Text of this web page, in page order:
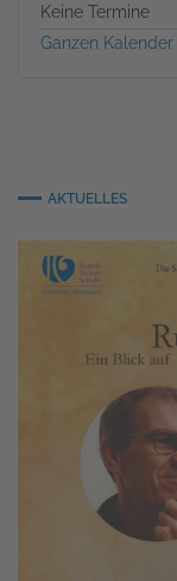
Keine Termine
Ganzen Kalender
AKTUELLES